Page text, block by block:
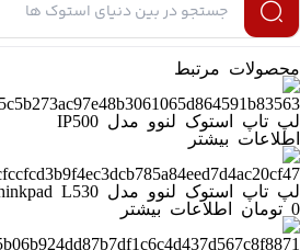
محصولات مرتبط
لپ تاپ استوک لنوو مدل IP500
اطلاعات بیشتر
لپ تاپ استوک لنوو مدل Thinkpad L530
0 تومان اطلاعات بیشتر